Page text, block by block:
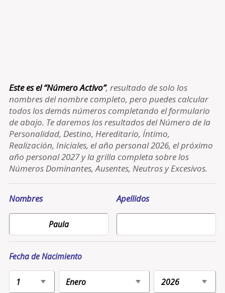
Este es el “Número Activo”, resultado de solo los
nombres del nombre completo, pero puedes calcular
todos los demás números completando el formulario
de abajo. Te daremos los resultados del Número de la
Personalidad, Destino, Hereditario, Íntimo,
Realización, Iniciales, el año personal 2026, el próximo
año personal 2027 y la grilla completa sobre los
Números Dominantes, Ausentes, Neutros y Excesivos.
Nombres Apellidos
Fecha de Nacimiento